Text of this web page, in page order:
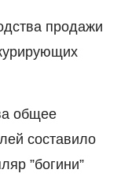
продажи
общее
составило
”богини”